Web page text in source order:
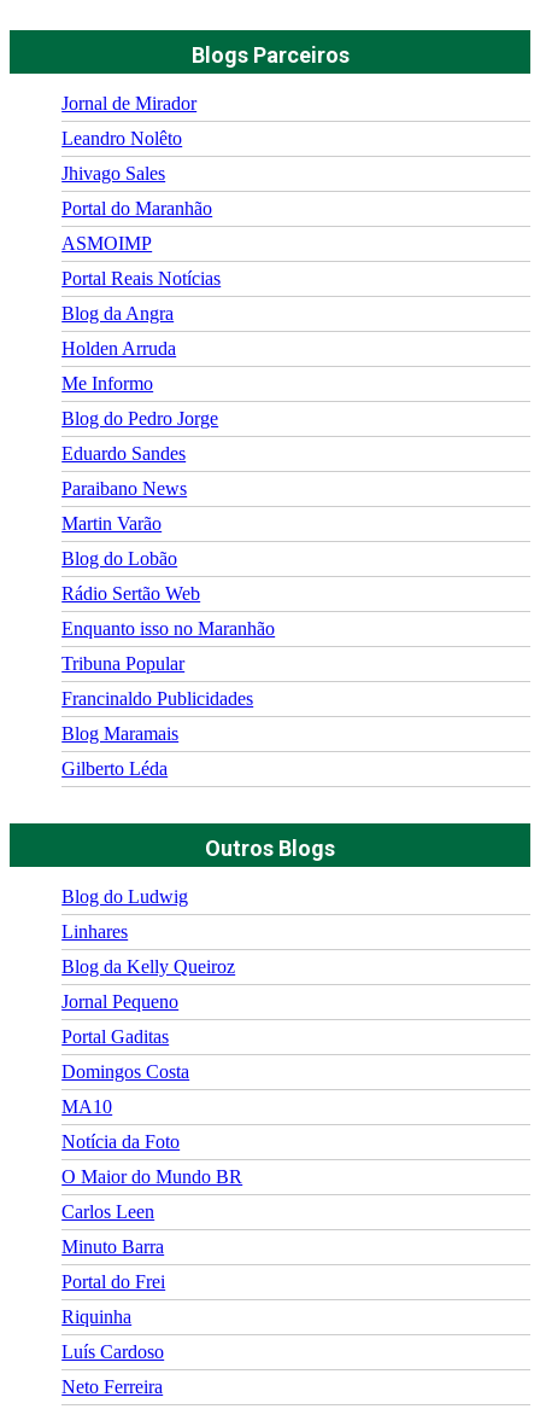
Blogs Parceiros
Jornal de Mirador
Leandro Nolêto
Jhivago Sales
Portal do Maranhão
ASMOIMP
Portal Reais Notí­cias
Blog da Angra
Holden Arruda
Me Informo
Blog do Pedro Jorge
Eduardo Sandes
Paraibano News
Martin Varão
Blog do Lobão
Rádio Sertão Web
Enquanto isso no Maranhão
Tribuna Popular
Francinaldo Publicidades
Blog Maramais
Gilberto Léda
Outros Blogs
Blog do Ludwig
Linhares
Blog da Kelly Queiroz
Jornal Pequeno
Portal Gaditas
Domingos Costa
MA10
Notícia da Foto
O Maior do Mundo BR
Carlos Leen
Minuto Barra
Portal do Frei
Riquinha
Luís Cardoso
Neto Ferreira